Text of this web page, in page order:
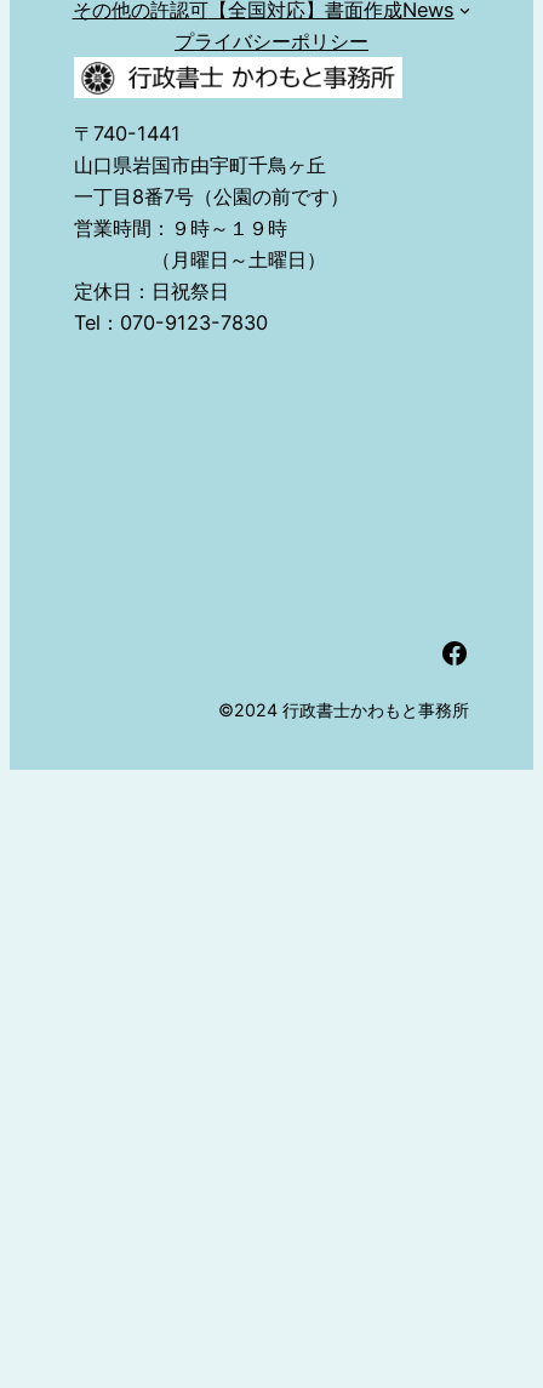
その他の許認可【全国対応】書面作成News
プライバシーポリシー
〒740-1441
山口県岩国市由宇町千鳥ヶ丘
一丁目8番7号（公園の前です）
営業時間：９時～１９時
（月曜日～土曜日）
定休日：日祝祭日
Tel：070-9123-7830
Facebook
©2024 行政書士かわもと事務所